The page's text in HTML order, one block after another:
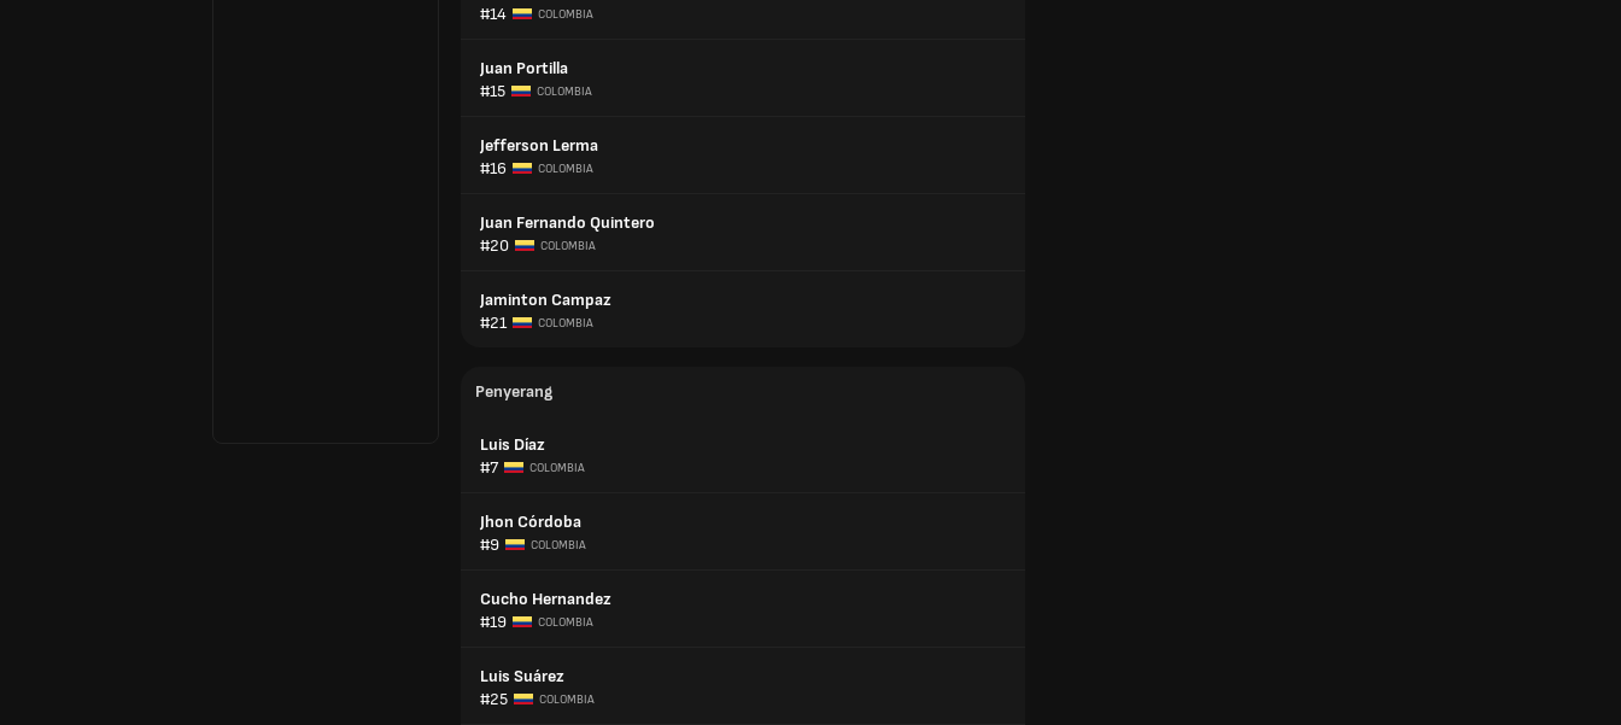
#14
COLOMBIA
Juan Portilla
#15
COLOMBIA
Jefferson Lerma
#16
COLOMBIA
Juan Fernando Quintero
#20
COLOMBIA
Jaminton Campaz
#21
COLOMBIA
Penyerang
Luis Díaz
#7
COLOMBIA
Jhon Córdoba
#9
COLOMBIA
Cucho Hernandez
#19
COLOMBIA
Luis Suárez
#25
COLOMBIA